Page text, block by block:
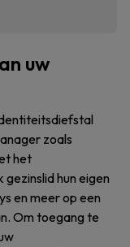
uw
zoals
het
hun eigen
en meer op een
Om toegang te